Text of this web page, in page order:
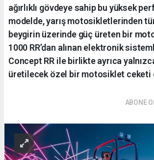
ağırlıklı gövdeye sahip bu yüksek
modelde, yarış motosikletlerinden
beygirin üzerinde güç üreten bir
1000 RR’dan alınan elektronik
Concept RR ile birlikte ayrıca
üretilecek özel bir motosiklet ceketi
ABONE